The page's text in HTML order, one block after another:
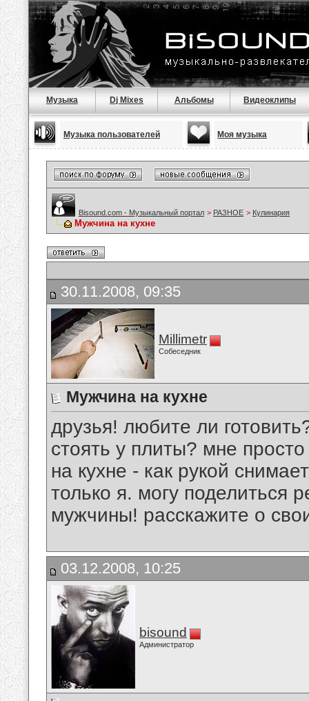
Музыка Dj Mixes Альбомы Видеоклипы
Музыка пользователей Моя музыка
Bisound.com - Музыкальный портал > РАЗНОЕ > Кулинария
Мужчина на кухне
30.11.2008, 09:35
Millimetr
Собеседник
Мужчина на кухне
друзья! любите ли
стоять у плиты? мне
на кухне - как рукой
только я. могу поделиться
мужчины! расскажите о
03.12.2008, 10:25
bisound
Администратор